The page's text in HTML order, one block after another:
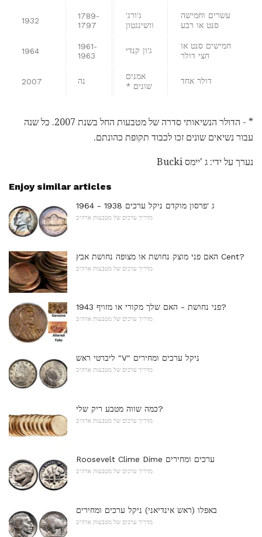
עשרים וחמישה
סנט או רבע
ג'ורג'
וושינגטון
1789-
1797
1932
חמישים סנט או
חצי דולר
ג'ון קנדי
1961-
1963
1964
דולר אחד
אמנים
שונים *
נה 2007
* - הדולר הנשיאותי סדרה של מטבעות החל בשנת 2007. כל שנה
עבור נשיאים שונים זכו לכבוד תקופת כהונתם.
נערך על ידי: ג 'יימס Bucki
Enjoy similar articles
ג 'פרסון מוקדם ניקל ערכים 1938 - 1964
מדריך ערכים של מטבעות ארה"ב
האם פני מוצק נחושת או מצופה נחושת אבץ Cent?
מדריך ערכים של מטבעות ארה"ב
1943 פני נחושת - האם שלך מקורי או מזויף?
מדריך ערכים של מטבעות ארה"ב
ליברטי ראש "V" ניקל ערכים ומחירים
מדריך ערכים של מטבעות ארה"ב
כמה שווה מטבע ריק שלי?
מדריך ערכים של מטבעות ארה"ב
Roosevelt Clime Dime ערכים ומחירים
מדריך ערכים של מטבעות ארה"ב
באפלו (ראש אינדיאני) ניקל ערכים ומחירים
מדריך ערכים של מטבעות ארה"ב